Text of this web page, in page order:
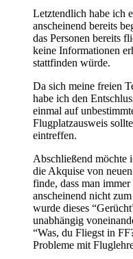
Letztendlich habe ich
anscheinend bereits
das Personen bereits
keine Informationen
stattfinden würde.
Da sich meine freien
habe ich den
einmal auf
Flugplatzausweis
eintreffen.
Abschließend möchte
die Akquise von
finde, dass man
anscheinend nicht
wurde dieses
unabhängig
“Was, du Fliegst in
Probleme mit